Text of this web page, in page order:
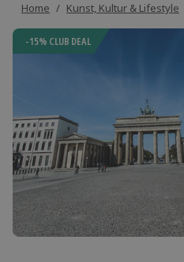
Home / Kunst, Kultur & Lifestyle
-15% CLUB DEAL